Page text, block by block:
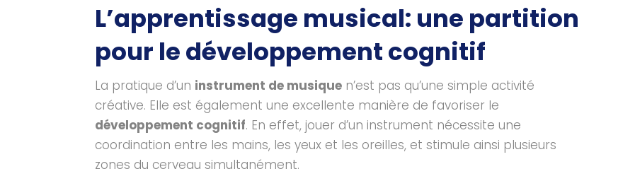
L’apprentissage musical: une partition
pour le développement cognitif
La pratique d’un instrument de musique n’est pas qu’une simple activité
créative. Elle est également une excellente manière de favoriser le
développement cognitif. En effet, jouer d’un instrument nécessite une
coordination entre les mains, les yeux et les oreilles, et stimule ainsi plusieurs
zones du cerveau simultanément.